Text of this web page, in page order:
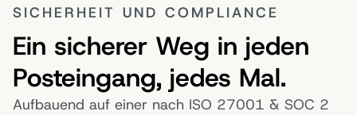
SICHERHEIT UND COMPLIANCE
Ein sicherer Weg in jeden
Posteingang, jedes Mal.
Aufbauend auf einer nach ISO 27001 & SOC 2